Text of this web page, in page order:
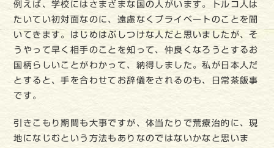
例えば、学校にはさまざまな国の人がいます。トルコ人は
たいてい初対面なのに、遠慮なくプライベートのことを聞
いてきます。はじめはぶしつけな人だと思いましたが、そ
うやって早く相手のことを知って、仲良くなろうとするお
国柄らしいことがわかって、納得しました。私が日本人だ
とすると、手を合わせてお辞儀をされるのも、日常茶飯事
です。
引きこもり期間も大事ですが、体当たりで荒療治的に、現
地になじむという方法もありなのではないかなと思いま